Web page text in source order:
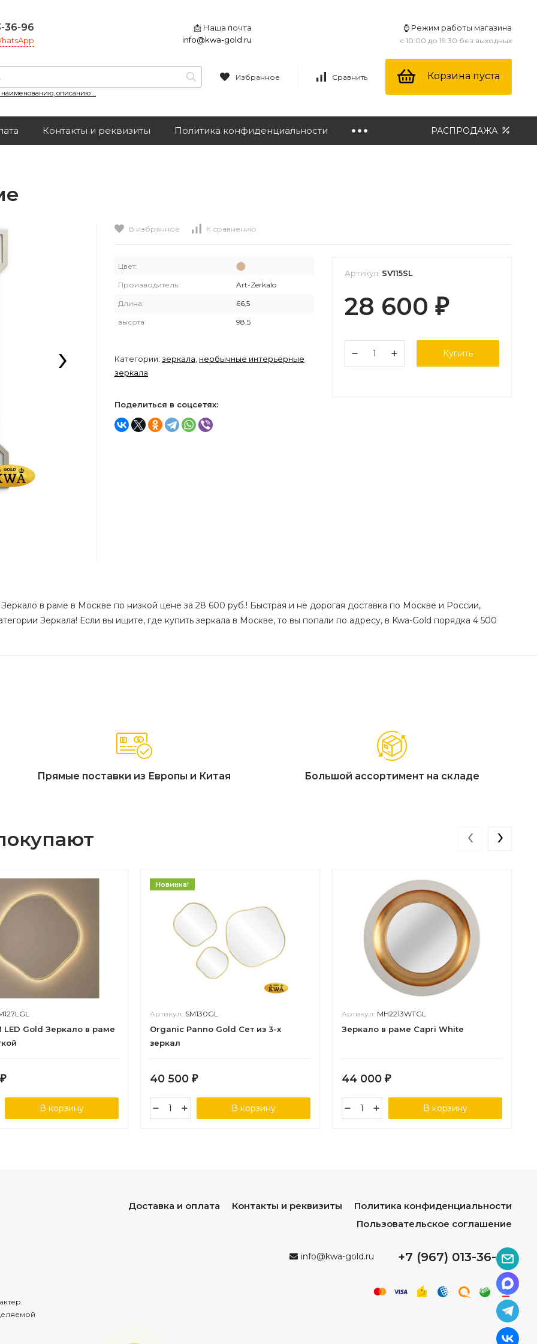
36-96
📩 Наша почта
info@kwa-gold.ru
⌚ Режим работы магазина
с 10:00 до 19:30 без выходных
наименованию, описанию ...
Избранное Сравнить Корзина пуста
Контакты и реквизиты Политика конфиденциальности РАСПРОДАЖА
›
В избранное К сравнению
Цвет:
Производитель: Art-Zerkalo
Длина: 66,5
высота: 98,5
Категории: зеркала необычные интерьерные
зеркала
Поделиться в соцсетях:
Артикул: SV115SL
28 600 ₽
Купить
в раме в Москве по низкой цене за 28 600 руб.! Быстрая и не дорогая доставка по Москве и России,
Зеркала! Если вы ищите, где купить зеркала в Москве, то вы попали по адресу, в Kwa-Gold порядка 4 500
Прямые поставки из Европы и Китая Большой ассортимент на складе
LED Gold Зеркало в раме
₽
В корзину
Новинка!
Артикул: SM130GL
Organic Panno Gold Сет из 3-х
зеркал
40 500 ₽
В корзину
Артикул: MH2213WTGL
Зеркало в раме Capri White
44 000 ₽
В корзину
‹ ›
Доставка и оплата Контакты и реквизиты
Политика конфиденциальности
Пользовательское соглашение
info@kwa-gold.ru +7 (967) 013-36-96